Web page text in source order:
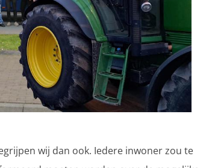
wij dan ook. Iedere inwoner zou te